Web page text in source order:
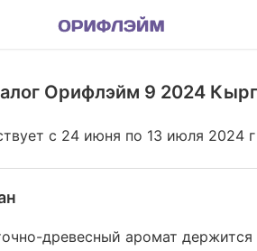
Орифлэйм 9 2024
с 24 июня по 13 июля 2024 г
древесный аромат